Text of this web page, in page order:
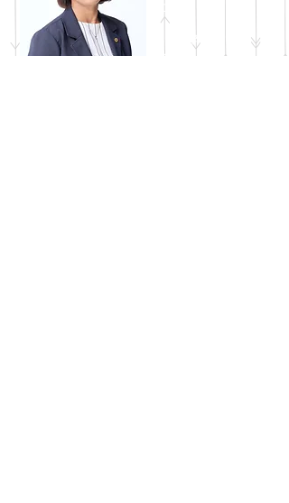
​ 芦原 百
合子